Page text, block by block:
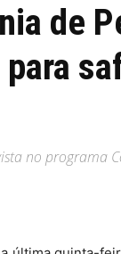
de
no programa